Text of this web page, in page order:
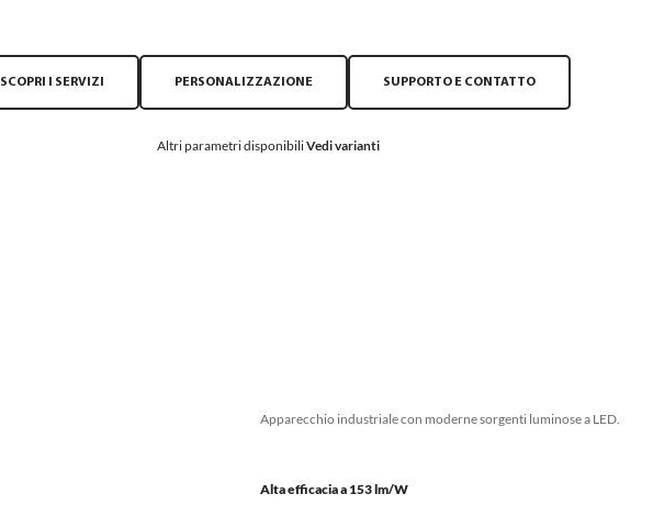
SCOPRI I SERVIZI PERSONALIZZAZIONE SUPPORTO E CONTATTO
Altri parametri disponibiliVedi varianti
Apparecchio industriale con moderne sorgenti luminose a LED.
Alta efficacia a 153 lm/W